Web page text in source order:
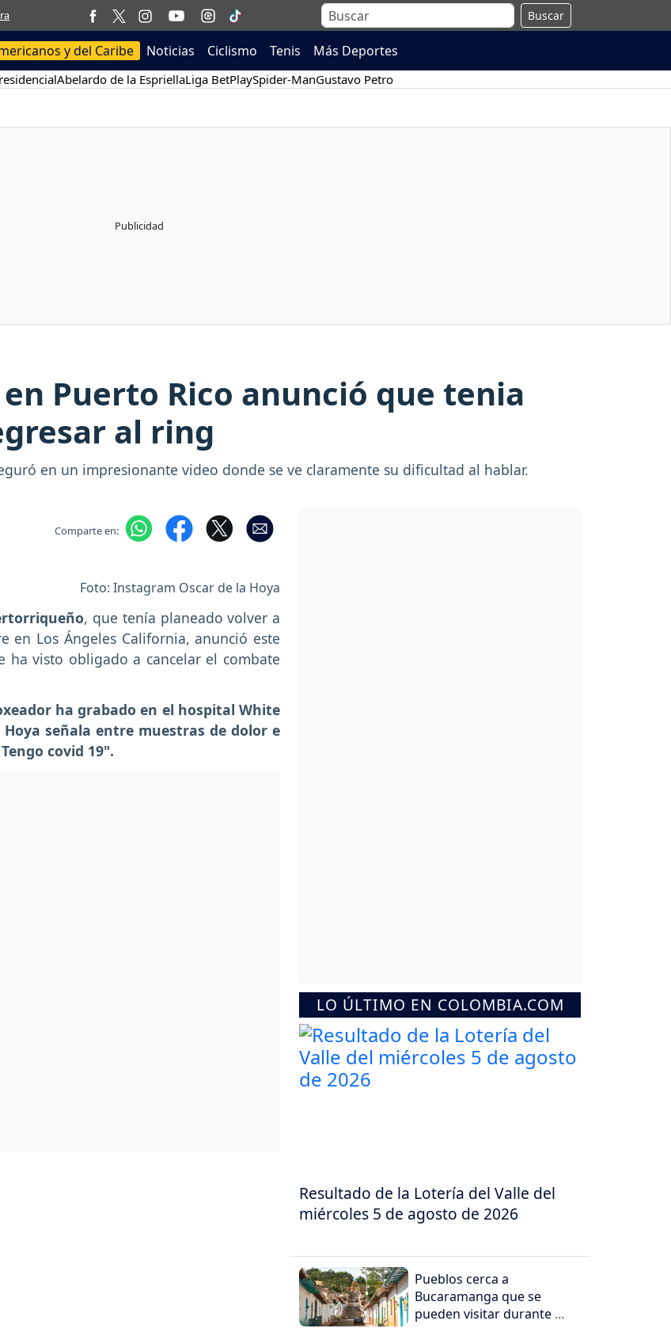
Buscar
y del Caribe Noticias Ciclismo Tenis Más Deportes
Abelardo de la EspriellaLiga BetPlaySpider-ManGustavo Petro
Puerto Rico anunció que tenia
al ring
en un impresionante video donde se ve claramente su dificultad al hablar.
Comparte en:
Foto: Instagram Oscar de la Hoya
, que tenía planeado volver a
en Los Ángeles California, anunció este
ha visto obligado a cancelar el combate
ha grabado en el hospital White
señala entre muestras de dolor e
covid 19".
LO ÚLTIMO EN COLOMBIA.COM
Resultado de la Lotería del Valle del
miércoles 5 de agosto de 2026
Pueblos cerca a
Bucaramanga que se
pueden visitar durante tu